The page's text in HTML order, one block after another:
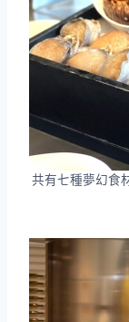
共有七種夢幻食